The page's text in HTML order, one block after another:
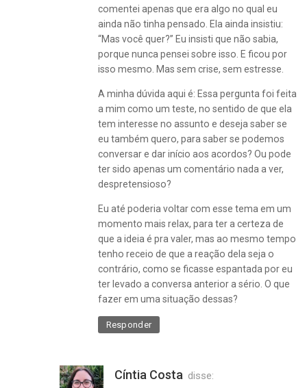
comentei apenas que era algo no qual eu
ainda não tinha pensado. Ela ainda insistiu:
“Mas você quer?” Eu insisti que não sabia,
porque nunca pensei sobre isso. E ficou por
isso mesmo. Mas sem crise, sem estresse.
A minha dúvida aqui é: Essa pergunta foi feita
a mim como um teste, no sentido de que ela
tem interesse no assunto e deseja saber se
eu também quero, para saber se podemos
conversar e dar início aos acordos? Ou pode
ter sido apenas um comentário nada a ver,
despretensioso?
Eu até poderia voltar com esse tema em um
momento mais relax, para ter a certeza de
que a ideia é pra valer, mas ao mesmo tempo
tenho receio de que a reação dela seja o
contrário, como se ficasse espantada por eu
ter levado a conversa anterior a sério. O que
fazer em uma situação dessas?
Responder
Cíntia Costa disse: